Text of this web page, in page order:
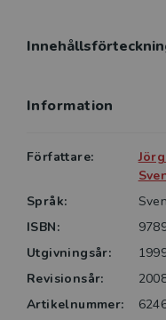
En cd-romskiva med
Information
Författare:
Språk:
ISBN:
Utgivningsår:
Revisionsår:
Artikelnummer: